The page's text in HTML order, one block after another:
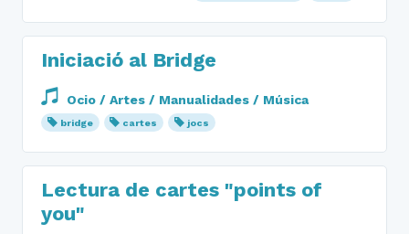
Iniciació al Bridge
Ocio / Artes / Manualidades / Música
bridge cartes jocs
Lectura de cartes "points of
you"